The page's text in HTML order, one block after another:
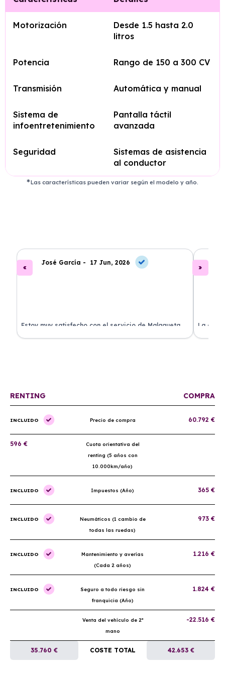
Motorización
Desde 1.5 hasta 2.0
litros
Potencia Rango de 150 a 300 CV
Transmisión Automática y manual
Sistema de
infoentretenimiento
Pantalla táctil
avanzada
Seguridad
Sistemas de asistencia
al conductor
Las características pueden variar según el modelo y año.
José García - 17 Jun, 2026
Estoy muy satisfecho con el servicio de Malagueta
Renting. El coche llegó en perfectas condiciones y el
La
ha
RENTING COMPRA
INCLUIDO Precio de compra 60.792 €
596 €
Cuota orientativa del
renting (5 años con
10.000km/año)
INCLUIDO Impuestos (Año) 365 €
INCLUIDO
Neumáticos (1 cambio de
todas las ruedas)
973 €
INCLUIDO
Mantenimiento y averías
(Cada 2 años)
1.216 €
INCLUIDO
Seguro a todo riesgo sin
franquicia (Año)
1.824 €
Venta del vehículo de 2ª
mano
-22.516 €
35.760 € COSTE TOTAL 42.653 €